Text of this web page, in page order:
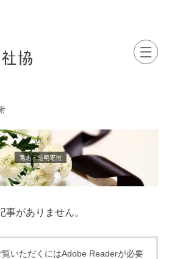
事がありません。
いただくにはAdobe Readerが必要